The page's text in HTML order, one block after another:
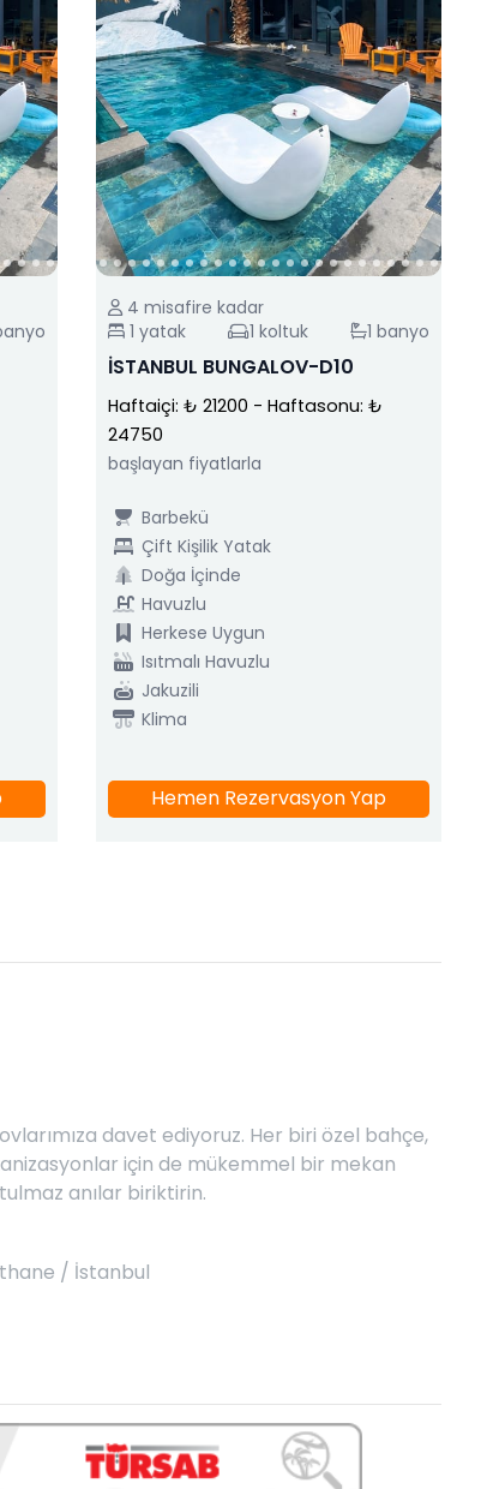
4 misafire kadar
1 yatak 1 koltuk 1 banyo
İSTANBUL BUNGALOV-D10
Haftaiçi: ₺ 21200 - Haftasonu: ₺
24750
başlayan fiyatlarla
Barbekü
Çift Kişilik Yatak
Doğa İçinde
Havuzlu
Herkese Uygun
Isıtmalı Havuzlu
Jakuzili
Klima
Hemen Rezervasyon Yap
davet ediyoruz. Her biri özel bahçe,
için de mükemmel bir mekan
anılar biriktirin.
/ İstanbul